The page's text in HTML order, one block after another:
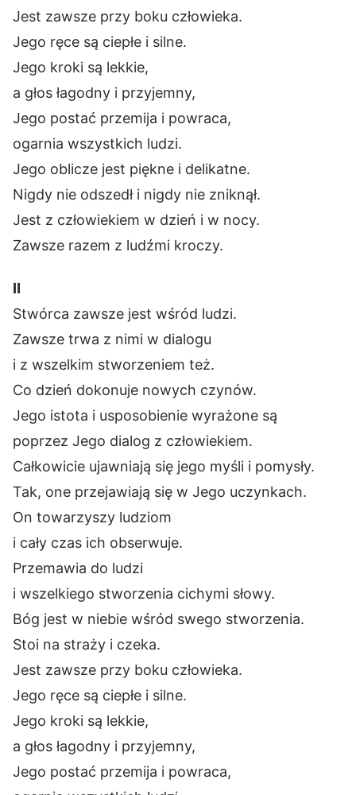
Jest zawsze przy boku człowieka.
Jego ręce są ciepłe i silne.
Jego kroki są lekkie,
a głos łagodny i przyjemny,
Jego postać przemija i powraca,
ogarnia wszystkich ludzi.
Jego oblicze jest piękne i delikatne.
Nigdy nie odszedł i nigdy nie zniknął.
Jest z człowiekiem w dzień i w nocy.
Zawsze razem z ludźmi kroczy.
Ⅱ
Stwórca zawsze jest wśród ludzi.
Zawsze trwa z nimi w dialogu
i z wszelkim stworzeniem też.
Co dzień dokonuje nowych czynów.
Jego istota i usposobienie wyrażone są
poprzez Jego dialog z człowiekiem.
Całkowicie ujawniają się jego myśli i pomysły.
Tak, one przejawiają się w Jego uczynkach.
On towarzyszy ludziom
i cały czas ich obserwuje.
Przemawia do ludzi
i wszelkiego stworzenia cichymi słowy.
Bóg jest w niebie wśród swego stworzenia.
Stoi na straży i czeka.
Jest zawsze przy boku człowieka.
Jego ręce są ciepłe i silne.
Jego kroki są lekkie,
a głos łagodny i przyjemny,
Jego postać przemija i powraca,